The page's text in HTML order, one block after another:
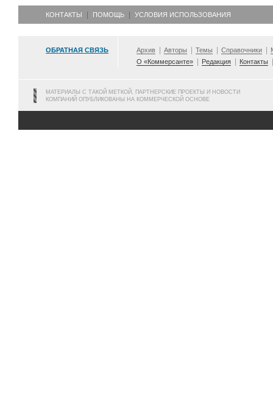
КОНТАКТЫ ПОМОЩЬ УСЛОВИЯ ИСПОЛЬЗОВАНИЯ
ОБРАТНАЯ СВЯЗЬ Архив Авторы Темы Справочники
О «Коммерсанте»
Редакция Контакты
МАТЕРИАЛЫ С ТАКОЙ МЕТКОЙ, ПАРТНЕРСКИЕ ПРОЕКТЫ И НОВОСТИ
КОМПАНИЙ ОПУБЛИКОВАНЫ НА КОММЕРЧЕСКОЙ ОСНОВЕ